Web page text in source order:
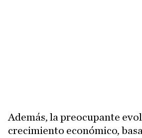
Además, la preocupante
crecimiento económico,